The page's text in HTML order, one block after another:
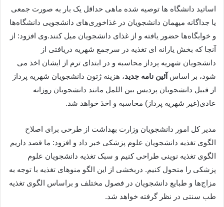
اساتید دانشگاه ها توصیه شده ماهی حداقل یک بار به صورت جمعی
یا جداگانه میهمان دانشجویان در غذاخوری‌های دانشجویی دانشگاه‌ها
و خوابگاه‌ها حضور یافته و از غذای دانشجویان میل کنند.وی افزود: از
آنجا که بخش یارانه ای تغذیه در سرجمع شهریه دریافتی از
دانشجویان شهریه پرداز محاسبه و در ابتدای ترم از ایشان اخذ می
شود، بر اساس آئین نامه جدید، هزینه ژتون دانشجویان شهریه پرداز
از قبیل دانشجویان پردیس بین اللمل مانند دانشجویان روزانه
عادی(غیر شهریه پرداز) محاسبه و اخذ خواهد شد.
مدیر کل امور دانشجویان وزارت بهداشت از طرحی برای اصلاح
الگوی تغذیه دانشجویان علوم پزشکی خبر داد و افزود: ما قصد داریم
الگوی تغذیه نوینی طراحی کنیم و سبک تغذیه دانشجویان علوم
پزشکی را متحول کنیم. دربخشی از این الگو منوهای تغذیه با توجه به
مزاج‌ها و طبایع دانشجویان در فصول مختلف و براساس الگوی تغذیه
طب سنتی در نظر گرفته خواهد شد.